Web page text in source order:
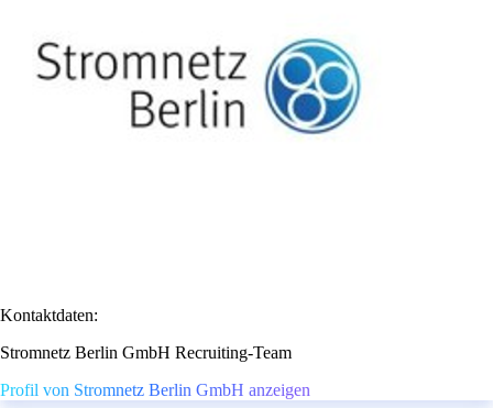
Kontaktdaten:
Stromnetz Berlin GmbH Recruiting-Team
Profil von Stromnetz Berlin GmbH anzeigen